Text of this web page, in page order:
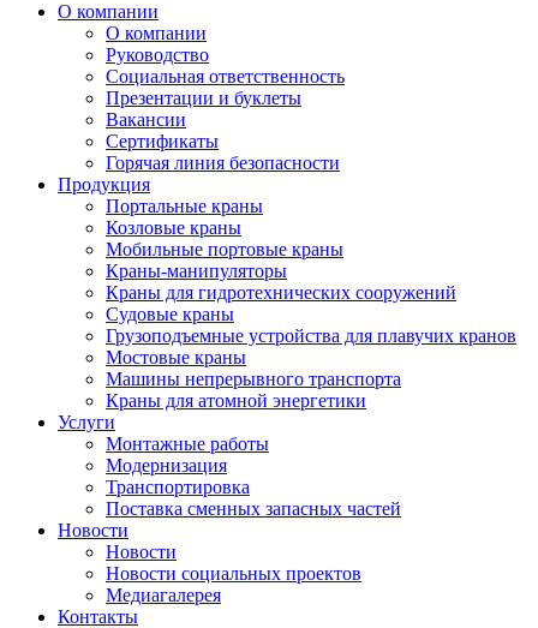
О компании
О компании
Руководство
Социальная ответственность
Презентации и буклеты
Вакансии
Сертификаты
Горячая линия безопасности
Продукция
Портальные краны
Козловые краны
Мобильные портовые краны
Краны-манипуляторы
Краны для гидротехнических сооружений
Судовые краны
Грузоподъемные устройства для плавучих кранов
Мостовые краны
Машины непрерывного транспорта
Краны для атомной энергетики
Услуги
Монтажные работы
Модернизация
Транспортировка
Поставка сменных запасных частей
Новости
Новости
Новости социальных проектов
Медиагалерея
Контакты